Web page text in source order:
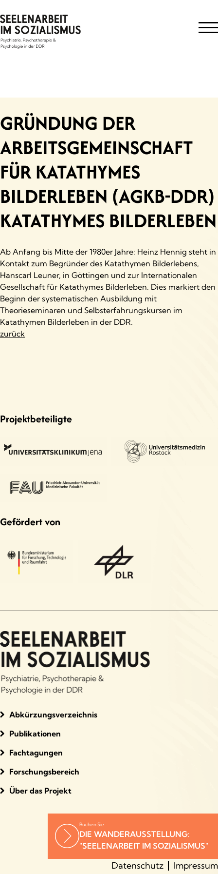
to
content
GRÜNDUNG DER
ARBEITSGEMEINSCHAFT
FÜR KATATHYMES
BILDERLEBEN (AGKB-DDR)
KATATHYMES BILDERLEBEN
Ab Anfang bis Mitte der 1980er Jahre: Heinz Hennig steht in
Kontakt zum Begründer des Katathymen Bilderlebens,
Hanscarl Leuner, in Göttingen und zur Internationalen
Gesellschaft für Katathymes Bilderleben. Dies markiert den
Beginn der systematischen Ausbildung mit
Theorieseminaren und Selbsterfahrungskursen im
Katathymen Bilderleben in der DDR.
zurück
Projektbeteiligte
Gefördert von
Abkürzungsverzeichnis
Publikationen
Fachtagungen
Forschungsbereich
Über das Projekt
Buchen Sie
DIE WANDERAUSSTELLUNG:
"SEELENARBEIT IM SOZIALISMUS"
Datenschutz Impressum